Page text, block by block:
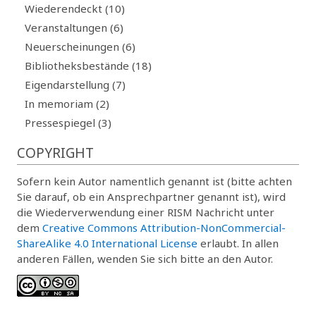
Wiederendeckt (10)
Veranstaltungen (6)
Neuerscheinungen (6)
Bibliotheksbestände (18)
Eigendarstellung (7)
In memoriam (2)
Pressespiegel (3)
COPYRIGHT
Sofern kein Autor namentlich genannt ist (bitte achten
Sie darauf, ob ein Ansprechpartner genannt ist), wird
die Wiederverwendung einer RISM Nachricht unter
dem Creative Commons Attribution-NonCommercial-
ShareAlike 4.0 International License erlaubt. In allen
anderen Fällen, wenden Sie sich bitte an den Autor.